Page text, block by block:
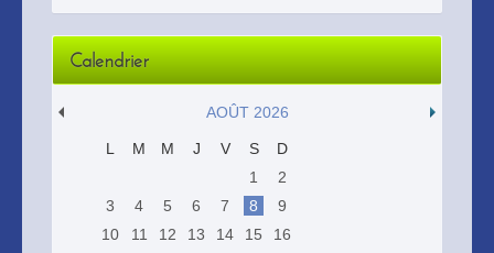
Calendrier
AOÛT 2026
L M M J V S
D
1
2
3
4 5 6 7 8
9
10
11 12 13 14 15
16